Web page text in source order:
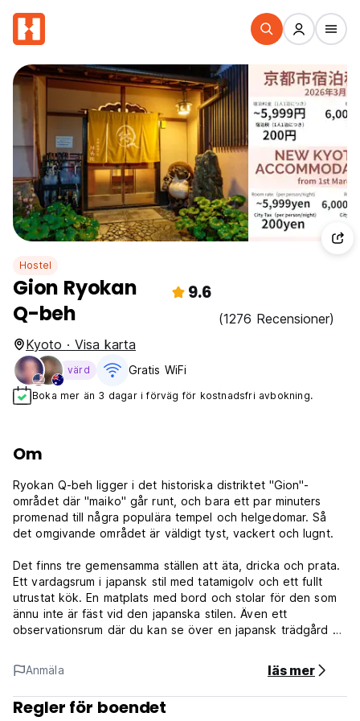
Hostel
Gion Ryokan
Q-beh
9.6
(1276 Recensioner)
Kyoto · Visa karta
värd Gratis WiFi
Boka mer än 3 dagar i förväg för kostnadsfri avbokning.
Om
Ryokan Q-beh ligger i det historiska distriktet "Gion"-
området där "maiko" går runt, och bara ett par minuters
promenad till några populära tempel och helgedomar. Så
det omgivande området är väldigt tyst, vackert och lugnt.
Det finns tre gemensamma ställen att äta, dricka och prata.
Ett vardagsrum i japansk stil med tatamigolv och ett fullt
utrustat kök. En matplats med bord och stolar för den som
ännu inte är fäst vid den japanska stilen. Även ett
observationsrum där du kan se över en japansk trädgård på
+Gratis tillgång till Wi-Fi internet tillgänglig var som helst.
+Gratis vanliga datorer tillgängliga i vardagsrummet.
+Rökfritt (Det finns ett rökområde utanför).
Anmäla läs mer
Regler för boendet